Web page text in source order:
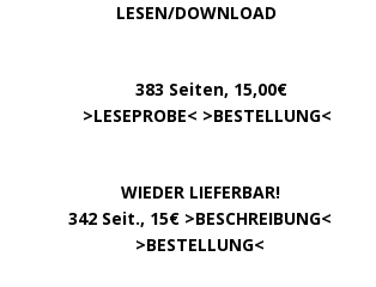
LESEN/DOWNLOAD
383 Seiten, 15,00€
>LESEPROBE< >BESTELLUNG<
WIEDER LIEFERBAR!
342 Seit., 15€ >BESCHREIBUNG<
>BESTELLUNG<